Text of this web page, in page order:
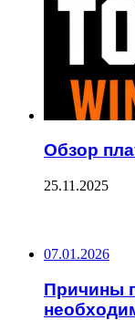
Обзор
25.11.2025
07.01.2026
Причины